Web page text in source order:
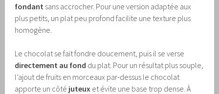
fondant sans accrocher. Pour une version adaptée aux
plus petits, un plat peu profond facilite une texture plus
homogène.
Le chocolat se fait fondre doucement, puis il se verse
directement au fond du plat. Pour un résultat plus souple,
l’ajout de fruits en morceaux par-dessus le chocolat
apporte un côté juteux et évite une base trop dense. À